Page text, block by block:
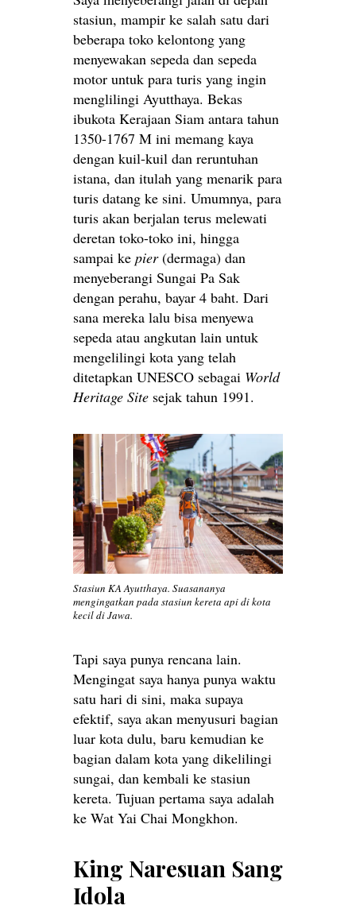
stasiun, mampir ke salah satu dari
beberapa toko kelontong yang
menyewakan sepeda dan sepeda
motor untuk para turis yang ingin
menglilingi Ayutthaya. Bekas
ibukota Kerajaan Siam antara tahun
1350-1767 M ini memang kaya
dengan kuil-kuil dan reruntuhan
istana, dan itulah yang menarik para
turis datang ke sini. Umumnya, para
turis akan berjalan terus melewati
deretan toko-toko ini, hingga
sampai ke pier(dermaga) dan
menyeberangi Sungai Pa Sak
dengan perahu, bayar 4 baht. Dari
sana mereka lalu bisa menyewa
sepeda atau angkutan lain untuk
mengelilingi kota yang telah
ditetapkan UNESCO sebagai World
Heritage Site sejak tahun 1991.
Stasiun KA Ayutthaya. Suasananya
mengingatkan pada stasiun kereta api di kota
kecil di Jawa.
Tapi saya punya rencana lain.
Mengingat saya hanya punya waktu
satu hari di sini, maka supaya
efektif, saya akan menyusuri bagian
luar kota dulu, baru kemudian ke
bagian dalam kota yang dikelilingi
sungai, dan kembali ke stasiun
kereta. Tujuan pertama saya adalah
ke Wat Yai Chai Mongkhon.
King Naresuan Sang
Idola